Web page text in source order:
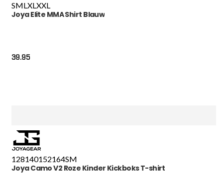
SMLXLXXL
Joya Elite MMA Shirt Blauw
39.95
128140152164SM
Joya Camo V2 Roze Kinder Kickboks T-shirt